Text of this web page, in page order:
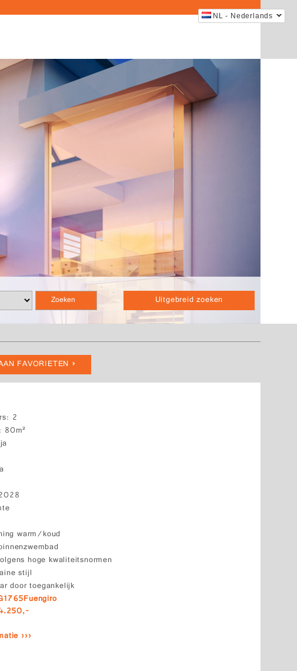
NL - Nederlands
Uitgebreid zoeken
FAVORIETEN
2
80m²
ja
warm/koud
hoge kwaliteitsnormen
stijl
door toegankelijk
›››